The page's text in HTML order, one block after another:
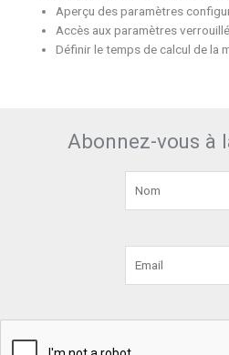
Aperçu des paramètres
Accès aux paramètres
Définir le temps de calcul de la
Abonnez-vous à